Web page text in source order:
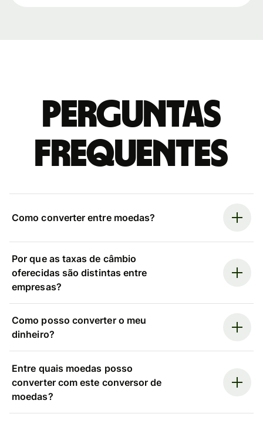
Perguntas
frequentes
Como converter entre moedas?
Por que as taxas de câmbio
oferecidas são distintas entre
empresas?
Como posso converter o meu
dinheiro?
Entre quais moedas posso
converter com este conversor de
moedas?